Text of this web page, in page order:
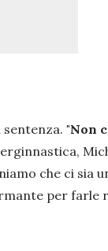
"Non
che ci sia
per farle